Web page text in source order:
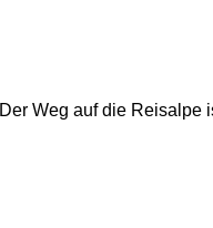
Der Weg auf die Reisalpe